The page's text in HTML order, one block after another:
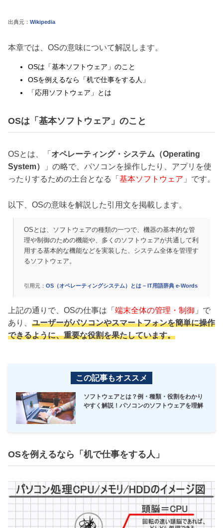
出典元： Wikipedia
本章では、OSの意味について解説します。
OSは「基本ソフトウェア」のこと
OSを例えるなら「机で仕事をする人」
「応用ソフトウェア」とは
OSは「基本ソフトウェア」のこと
OSとは、「 オペレーティング・システム（Operating
System）
」の略で、パソコンを操作したり、アプリを使
ったりするための土台となる「 基本ソフトウェア 」です。
以下、OSの意味を解説した引用文を掲載します。
OSとは、ソフトウェアの種類の一つで、機器の基本的な管
理や制御のための機能や、多くのソフトウェアが共通して利
用する基本的な機能などを実装した、システム全体を管理す
るソフトウェア。
引用元： OS（オペレーティングシステム）とは – IT用語辞典 e-Words
上記の通りで、OSの仕事は「 端末全体の管理・制御 」で
あり、 ユーザーがパソコンやスマートフォンを簡単に操作
できるように、重要な役割を果たしています。
この記事もオススメ
ソフトウェアとは？例・種類・役割をわかり
やすく解説！パソコンのソフトウェアを理解
OSを例えるなら「机で仕事をする人」